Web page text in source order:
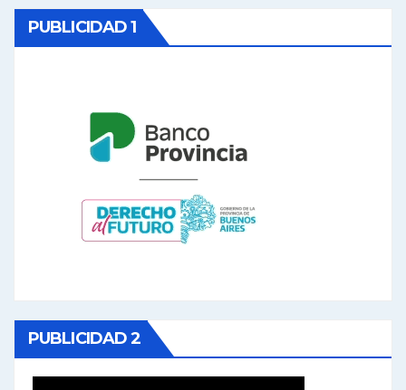
PUBLICIDAD 1
PUBLICIDAD 2